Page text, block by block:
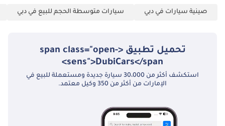
صينية سيارات في دبي سيارات متوسطة الحجم للبيع في دبي
تحميل تطبيق <span class="open-
sens">DubiCars</span>
استكشف أكثر من 30،000 سيارة جديدة ومستعملة للبيع في
الإمارات من أكثر من 350 وكيل معتمد.